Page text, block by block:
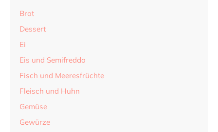
Brot
Dessert
Ei
Eis und Semifreddo
Fisch und Meeresfrüchte
Fleisch und Huhn
Gemüse
Gewürze